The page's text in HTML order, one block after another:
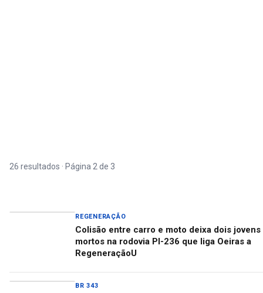
26 resultados · Página 2 de 3
REGENERAÇÃO
Colisão entre carro e moto deixa dois jovens
mortos na rodovia PI-236 que liga Oeiras a
RegeneraçãoU
BR 343